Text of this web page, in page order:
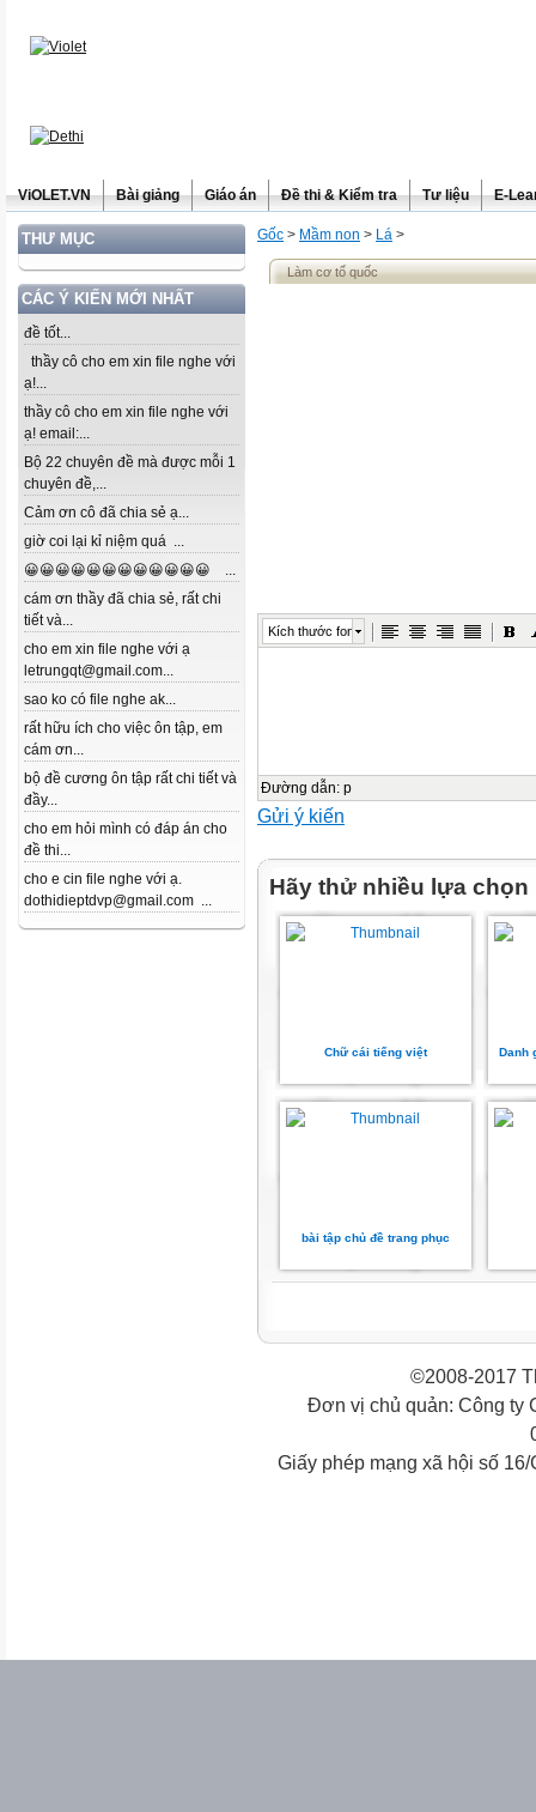
ViOLET.VN Bài giảng Giáo án Đề thi & Kiểm tra Tư liệu E-
THƯ MỤC
CÁC Ý KIẾN MỚI NHẤT
đề tốt...
thầy cô cho em xin file nghe với
ạ!...
thầy cô cho em xin file nghe với
ạ! email:...
Bộ 22 chuyên đề mà được mỗi 1
chuyên đề,...
Cảm ơn cô đã chia sẻ ạ...
giờ coi lại kỉ niệm quá ...
😀😀😀😀😀😀😀😀😀😀😀😀 ...
cám ơn thầy đã chia sẻ, rất chi
tiết và...
cho em xin file nghe với ạ
letrungqt@gmail.com...
sao ko có file nghe ak...
rất hữu ích cho việc ôn tập, em
cám ơn...
bộ đề cương ôn tập rất chi tiết và
đầy...
cho em hỏi mình có đáp án cho
đề thi...
cho e cin file nghe với ạ.
dothidieptdvp@gmail.com ...
Gốc > Mầm non > Lá >
Làm cơ tổ quốc
Kích thước font
Đường dẫn: p
Gửi ý kiến
Hãy thử nhiều lựa chọn
Chữ cái tiếng việt Danh
bài tập chủ đề trang phục
©2008-2017
Đơn vị chủ quản: Công ty
Giấy phép mạng xã hội số